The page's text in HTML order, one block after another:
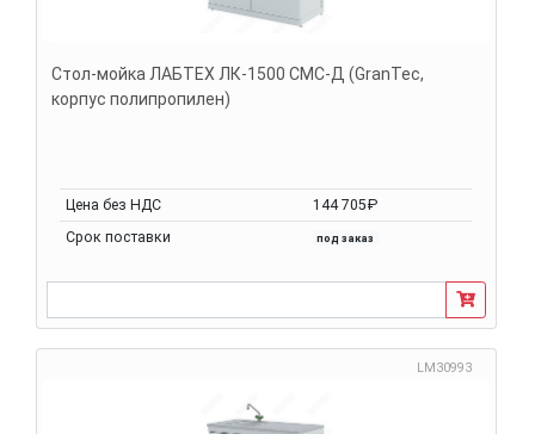
Стол-мойка ЛАБТЕХ ЛК-1500 СМС-Д (GranTec,
корпус полипропилен)
Цена без НДС
144 705₽
Срок поставки
под заказ
LM30993